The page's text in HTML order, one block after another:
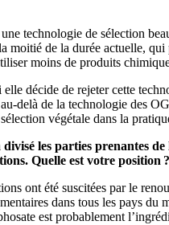
technologie de sélection
moitié de la durée actuelle,
moins de produits
elle décide de rejeter cette
delà de la technologie des
végétale dans la
les parties prenantes
Quelle est votre position ?
ont été suscitées par le
dans tous les pays
est probablement